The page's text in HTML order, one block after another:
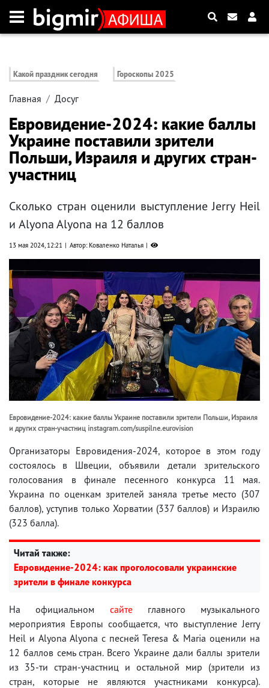
Какой праздник сегодня Гороскопы 2025
Главная Досуг
Евровидение-2024: какие баллы
Украине поставили зрители
Польши, Израиля и других стран-
участниц
Сколько стран оценили выступление Jerry Heil
и Alyona Alyona на 12 баллов
13 мая 2024, 12:21 Автор: Коваленко Наталья
Евровидение-2024: какие баллы Украине поставили зрители Польши, Израиля
и других стран-участниц instagram.com/suspilne.eurovision
Организаторы Евровидения-2024, которое в этом году
состоялось в Швеции, объявили детали зрительского
голосования в финале песенного конкурса 11 мая.
Украина по оценкам зрителей заняла третье место (307
баллов), уступив только Хорватии (337 баллов) и Израилю
(323 балла).
Читай также:
Евровидение-2024: как проголосовали украинские
зрители в финале конкурса
На официальном сайтеглавного музыкального
мероприятия Европы сообщается, что выступление Jerry
Heil и Alyona Alyona с песней Teresa & Maria оценили на
12 баллов семь стран. Всего Украине дали баллы зрители
из 35-ти стран-участниц и остальной мир (зрители из
стран, которые не являются участниками конкурса).